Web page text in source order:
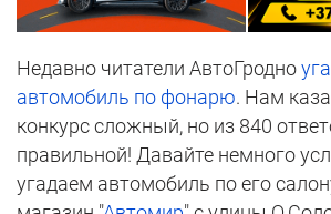
Недавно читатели АвтоГродно
автомобиль по фонарю. Нам
конкурс сложный, но из 840
правильной! Давайте немного
угадаем автомобиль по его